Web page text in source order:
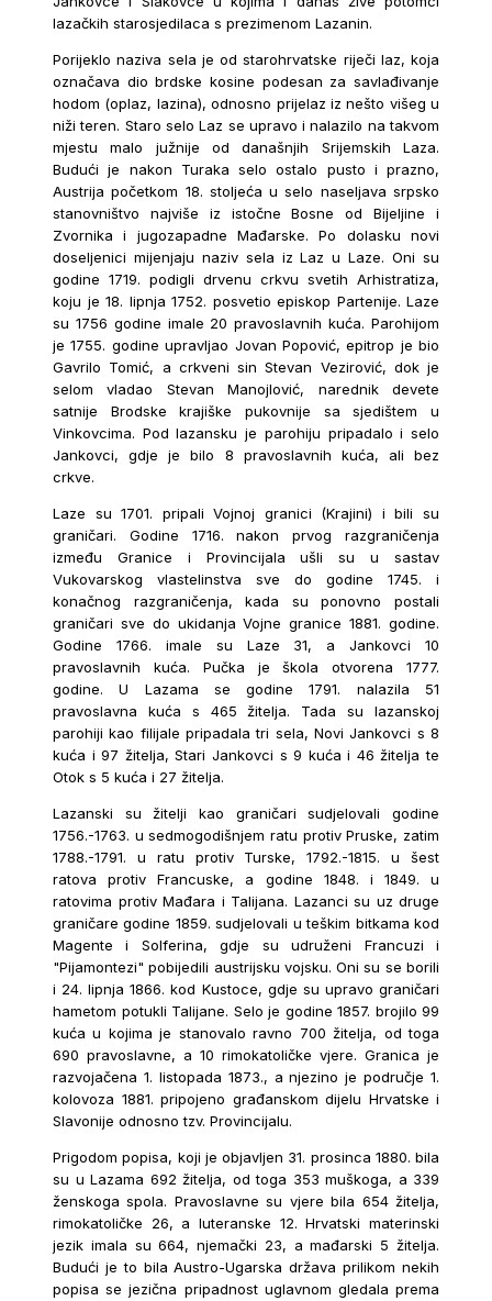
lazačkih starosjedilaca s prezimenom Lazanin.
Porijeklo naziva sela je od starohrvatske riječi laz, koja
označava dio brdske kosine podesan za savlađivanje
hodom (oplaz, lazina), odnosno prijelaz iz nešto višeg u
niži teren. Staro selo Laz se upravo i nalazilo na takvom
mjestu malo južnije od današnjih Srijemskih Laza.
Budući je nakon Turaka selo ostalo pusto i prazno,
Austrija početkom 18. stoljeća u selo naseljava srpsko
stanovništvo najviše iz istočne Bosne od Bijeljine i
Zvornika i jugozapadne Mađarske. Po dolasku novi
doseljenici mijenjaju naziv sela iz Laz u Laze. Oni su
godine 1719. podigli drvenu crkvu svetih Arhistratiza,
koju je 18. lipnja 1752. posvetio episkop Partenije. Laze
su 1756 godine imale 20 pravoslavnih kuća. Parohijom
je 1755. godine upravljao Jovan Popović, epitrop je bio
Gavrilo Tomić, a crkveni sin Stevan Vezirović, dok je
selom vladao Stevan Manojlović, narednik devete
satnije Brodske krajiške pukovnije sa sjedištem u
Vinkovcima. Pod lazansku je parohiju pripadalo i selo
Jankovci, gdje je bilo 8 pravoslavnih kuća, ali bez
crkve.
Laze su 1701. pripali Vojnoj granici (Krajini) i bili su
graničari. Godine 1716. nakon prvog razgraničenja
između Granice i Provincijala ušli su u sastav
Vukovarskog vlastelinstva sve do godine 1745. i
konačnog razgraničenja, kada su ponovno postali
graničari sve do ukidanja Vojne granice 1881. godine.
Godine 1766. imale su Laze 31, a Jankovci 10
pravoslavnih kuća. Pučka je škola otvorena 1777.
godine. U Lazama se godine 1791. nalazila 51
pravoslavna kuća s 465 žitelja. Tada su lazanskoj
parohiji kao filijale pripadala tri sela, Novi Jankovci s 8
kuća i 97 žitelja, Stari Jankovci s 9 kuća i 46 žitelja te
Otok s 5 kuća i 27 žitelja.
Lazanski su žitelji kao graničari sudjelovali godine
1756.-1763. u sedmogodišnjem ratu protiv Pruske, zatim
1788.-1791. u ratu protiv Turske, 1792.-1815. u šest
ratova protiv Francuske, a godine 1848. i 1849. u
ratovima protiv Mađara i Talijana. Lazanci su uz druge
graničare godine 1859. sudjelovali u teškim bitkama kod
Magente i Solferina, gdje su udruženi Francuzi i
"Pijamontezi" pobijedili austrijsku vojsku. Oni su se borili
i 24. lipnja 1866. kod Kustoce, gdje su upravo graničari
hametom potukli Talijane. Selo je godine 1857. brojilo 99
kuća u kojima je stanovalo ravno 700 žitelja, od toga
690 pravoslavne, a 10 rimokatoličke vjere. Granica je
razvojačena 1. listopada 1873., a njezino je područje 1.
kolovoza 1881. pripojeno građanskom dijelu Hrvatske i
Slavonije odnosno tzv. Provincijalu.
Prigodom popisa, koji je objavljen 31. prosinca 1880. bila
su u Lazama 692 žitelja, od toga 353 muškoga, a 339
ženskoga spola. Pravoslavne su vjere bila 654 žitelja,
rimokatoličke 26, a luteranske 12. Hrvatski materinski
jezik imala su 664, njemački 23, a mađarski 5 žitelja.
Budući je to bila Austro-Ugarska država prilikom nekih
popisa se jezična pripadnost uglavnom gledala prema